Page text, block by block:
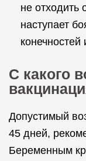
не отходить
наступает
конечностей
С какого
Допустимый
45 дней,
Беременным